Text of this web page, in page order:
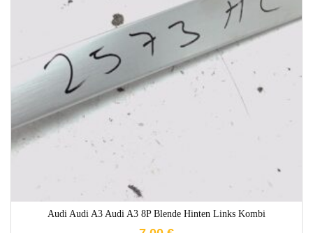
Audi Audi A3 Audi A3 8P Blende Hinten Links Kombi
1-3 Werktage